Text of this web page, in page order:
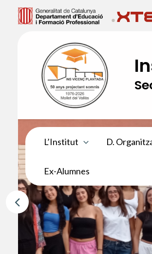
L’Institut D.
Ex-Alumnes
BAT2B